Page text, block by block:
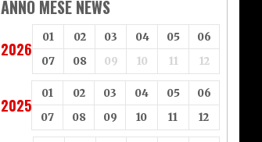
ANNO MESE NEWS
2026
01 02 03 04 05
06
07
08 09 10 11 12
2025
01 02 03 04 05
06
07
08 09 10 11 12